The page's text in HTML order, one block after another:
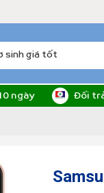
ngày Đối